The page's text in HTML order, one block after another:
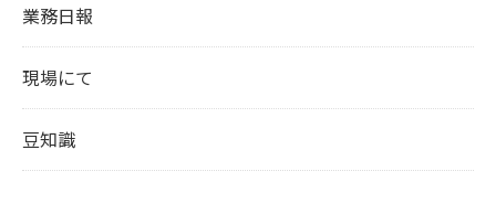
業務日報
現場にて
豆知識